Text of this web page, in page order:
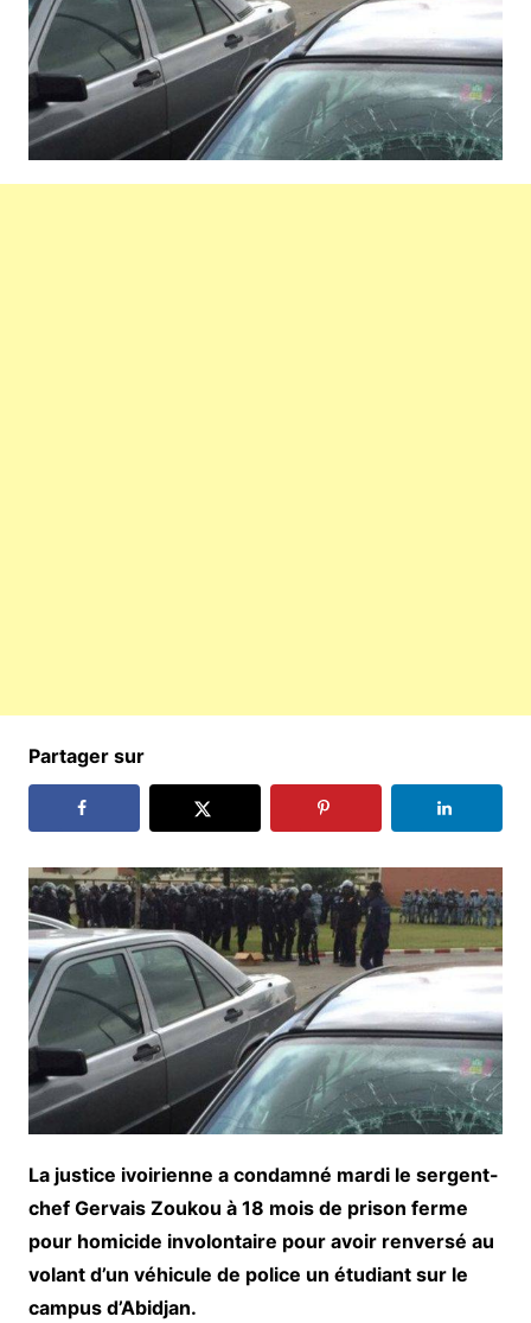
Partager sur
La justice ivoirienne a condamné mardi le sergent-
chef Gervais Zoukou à 18 mois de prison ferme
pour homicide involontaire pour avoir renversé au
volant d’un véhicule de police un étudiant sur le
campus d’Abidjan.